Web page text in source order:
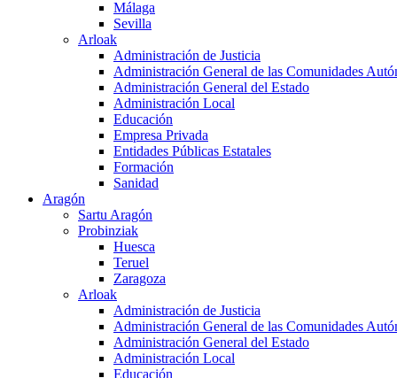
Málaga
Sevilla
Arloak
Administración de Justicia
Administración General de las Comunidades
Administración General del Estado
Administración Local
Educación
Empresa Privada
Entidades Públicas Estatales
Formación
Sanidad
Aragón
Sartu Aragón
Probinziak
Huesca
Teruel
Zaragoza
Arloak
Administración de Justicia
Administración General de las Comunidades
Administración General del Estado
Administración Local
Educación